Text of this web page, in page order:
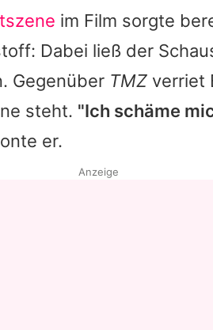
im Film sorgte
Dabei ließ der
Gegenüber TMZ verriet
steht. "Ich schäme
er.
Anzeige